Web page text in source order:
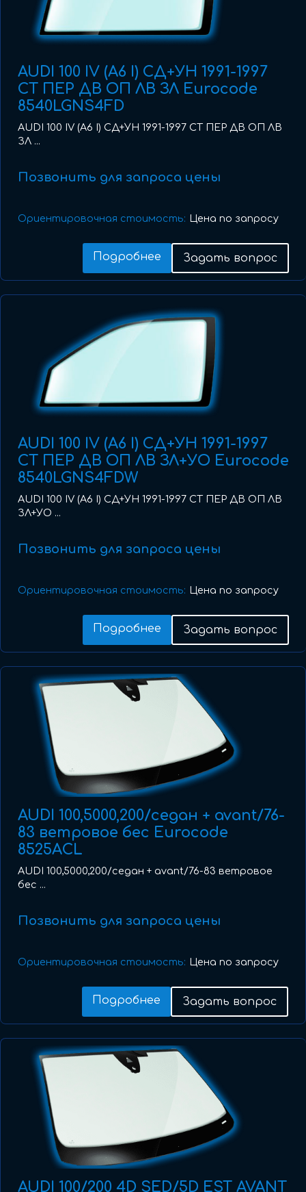
AUDI 100 IV (A6 I) СД+УН 1991-1997
СТ ПЕР ДВ ОП ЛВ ЗЛ Eurocode
8540LGNS4FD
AUDI 100 IV (A6 I) СД+УН 1991-1997 СТ ПЕР ДВ ОП ЛВ
ЗЛ ...
Позвонить для запроса цены
Ориентировочная стоимость: Цена по запросу
Подробнее Задать вопрос
AUDI 100 IV (A6 I) СД+УН 1991-1997
СТ ПЕР ДВ ОП ЛВ ЗЛ+УО Eurocode
8540LGNS4FDW
AUDI 100 IV (A6 I) СД+УН 1991-1997 СТ ПЕР ДВ ОП ЛВ
ЗЛ+УО ...
Позвонить для запроса цены
Ориентировочная стоимость: Цена по запросу
Подробнее Задать вопрос
AUDI 100,5000,200/седан + avant/76-
83 ветровое бес Eurocode
8525ACL
AUDI 100,5000,200/седан + avant/76-83 ветровое
бес ...
Позвонить для запроса цены
Ориентировочная стоимость: Цена по запросу
Подробнее Задать вопрос
AUDI 100/200 4D SED/5D EST AVANT